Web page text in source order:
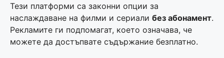
Тези платформи са законни опции за
наслаждаване на филми и сериали без абонамент.
Рекламите ги подпомагат, което означава, че
можете да достъпвате съдържание безплатно.